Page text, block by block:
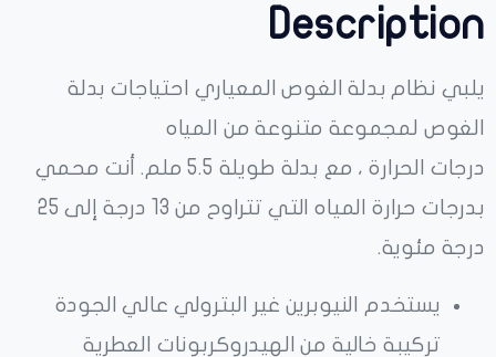
Description
يلبي نظام بدلة الغوص المعياري احتياجات بدلة
الغوص لمجموعة متنوعة من المياه
درجات الحرارة ، مع بدلة طويلة 5.5 ملم. أنت محمي
بدرجات حرارة المياه التي تتراوح من 13 درجة إلى 25
درجة مئوية.
يستخدم النيوبرين غير البترولي عالي الجودة
تركيبة خالية من الهيدروكربونات العطرية